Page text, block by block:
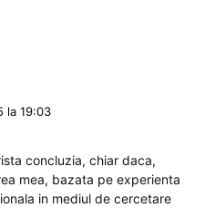
la 19:03
concluzia, chiar daca,
mea, bazata pe experienta
in mediul de cercetare